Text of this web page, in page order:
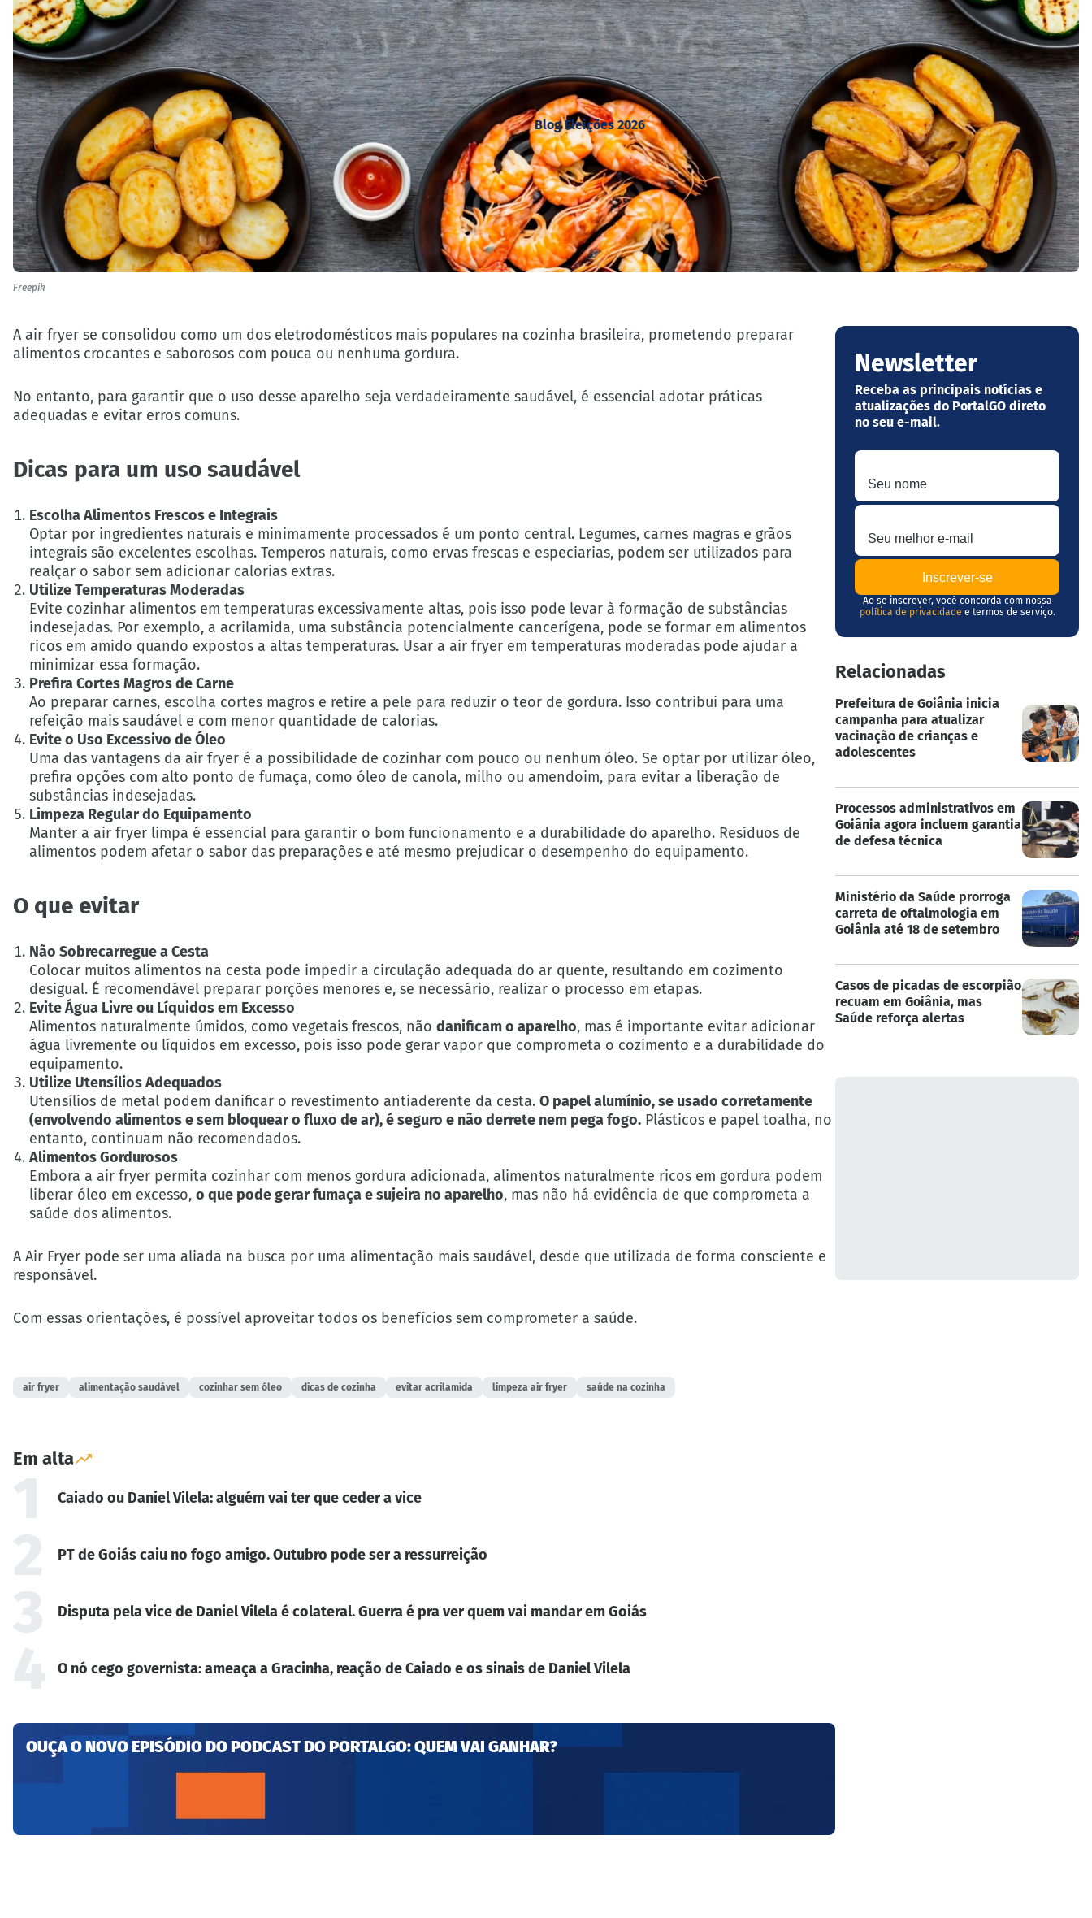
Blog Eleições 2026
Freepik
A air fryer se consolidou como um dos eletrodomésticos mais populares na cozinha brasileira, prometendo preparar
alimentos crocantes e saborosos com pouca ou nenhuma gordura.
No entanto, para garantir que o uso desse aparelho seja verdadeiramente saudável, é essencial adotar práticas
adequadas e evitar erros comuns.
Dicas para um uso saudável
Escolha Alimentos Frescos e Integrais
Optar por ingredientes naturais e minimamente processados é um ponto central. Legumes, carnes magras e grãos
integrais são excelentes escolhas. Temperos naturais, como ervas frescas e especiarias, podem ser utilizados para
realçar o sabor sem adicionar calorias extras.
Utilize Temperaturas Moderadas
Evite cozinhar alimentos em temperaturas excessivamente altas, pois isso pode levar à formação de substâncias
indesejadas. Por exemplo, a acrilamida, uma substância potencialmente cancerígena, pode se formar em alimentos
ricos em amido quando expostos a altas temperaturas. Usar a air fryer em temperaturas moderadas pode ajudar a
minimizar essa formação.
Prefira Cortes Magros de Carne
Ao preparar carnes, escolha cortes magros e retire a pele para reduzir o teor de gordura. Isso contribui para uma
refeição mais saudável e com menor quantidade de calorias.
Evite o Uso Excessivo de Óleo
Uma das vantagens da air fryer é a possibilidade de cozinhar com pouco ou nenhum óleo. Se optar por utilizar óleo,
prefira opções com alto ponto de fumaça, como óleo de canola, milho ou amendoim, para evitar a liberação de
substâncias indesejadas.
Limpeza Regular do Equipamento
Manter a air fryer limpa é essencial para garantir o bom funcionamento e a durabilidade do aparelho. Resíduos de
alimentos podem afetar o sabor das preparações e até mesmo prejudicar o desempenho do equipamento.
O que evitar
Não Sobrecarregue a Cesta
Colocar muitos alimentos na cesta pode impedir a circulação adequada do ar quente, resultando em cozimento
desigual. É recomendável preparar porções menores e, se necessário, realizar o processo em etapas.
Evite Água Livre ou Líquidos em Excesso
Alimentos naturalmente úmidos, como vegetais frescos, não danificam o aparelho, mas é importante evitar adicionar
água livremente ou líquidos em excesso, pois isso pode gerar vapor que comprometa o cozimento e a durabilidade do
equipamento.
Utilize Utensílios Adequados
Utensílios de metal podem danificar o revestimento antiaderente da cesta. O papel alumínio, se usado corretamente
(envolvendo alimentos e sem bloquear o fluxo de ar), é seguro e não derrete nem pega fogo. Plásticos e papel toalha, no
entanto, continuam não recomendados.
Alimentos Gordurosos
Embora a air fryer permita cozinhar com menos gordura adicionada, alimentos naturalmente ricos em gordura podem
liberar óleo em excesso, o que pode gerar fumaça e sujeira no aparelho, mas não há evidência de que comprometa a
saúde dos alimentos.
A Air Fryer pode ser uma aliada na busca por uma alimentação mais saudável, desde que utilizada de forma consciente e
responsável.
Com essas orientações, é possível aproveitar todos os benefícios sem comprometer a saúde.
air fryer alimentação saudável cozinhar sem óleo dicas de cozinha evitar acrilamida limpeza air fryer saúde na cozinha
Em alta
Caiado ou Daniel Vilela: alguém vai ter que ceder a vice
PT de Goiás caiu no fogo amigo. Outubro pode ser a ressurreição
Disputa pela vice de Daniel Vilela é colateral. Guerra é pra ver quem vai mandar em Goiás
O nó cego governista: ameaça a Gracinha, reação de Caiado e os sinais de Daniel Vilela
OUÇA O NOVO EPISÓDIO DO PODCAST DO PORTALGO: QUEM VAI GANHAR?
Newsletter
Receba as principais notícias e
atualizações do PortalGO direto
no seu e-mail.
Seu nome
Seu melhor e-mail
Ao se inscrever, você concorda com nossa
política de privacidade e termos de serviço.
Relacionadas
Prefeitura de Goiânia inicia
campanha para atualizar
vacinação de crianças e
adolescentes
Processos administrativos em
Goiânia agora incluem garantia
de defesa técnica
Ministério da Saúde prorroga
carreta de oftalmologia em
Goiânia até 18 de setembro
Casos de picadas de escorpião
recuam em Goiânia, mas
Saúde reforça alertas